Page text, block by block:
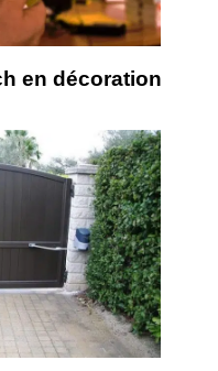
en décoration